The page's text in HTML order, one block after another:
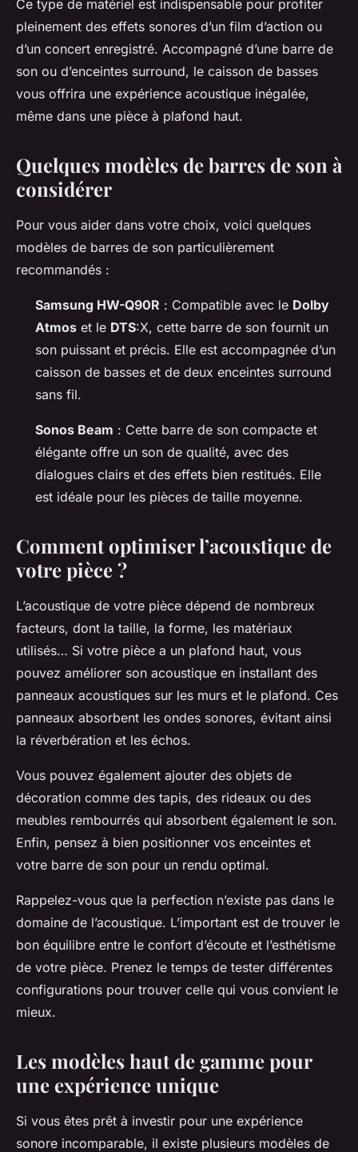
Ce type de matériel est indispensable pour profiter
pleinement des effets sonores d’un film d’action ou
d’un concert enregistré. Accompagné d’une barre de
son ou d’enceintes surround, le caisson de basses
vous offrira une expérience acoustique inégalée,
même dans une pièce à plafond haut.
Quelques modèles de barres de son à
considérer
Pour vous aider dans votre choix, voici quelques
modèles de barres de son particulièrement
recommandés :
Samsung HW-Q90R : Compatible avec le Dolby
Atmos et le DTS:X, cette barre de son fournit un
son puissant et précis. Elle est accompagnée d’un
caisson de basses et de deux enceintes surround
sans fil.
Sonos Beam : Cette barre de son compacte et
élégante offre un son de qualité, avec des
dialogues clairs et des effets bien restitués. Elle
est idéale pour les pièces de taille moyenne.
Comment optimiser l’acoustique de
votre pièce ?
L’acoustique de votre pièce dépend de nombreux
facteurs, dont la taille, la forme, les matériaux
utilisés… Si votre pièce a un plafond haut, vous
pouvez améliorer son acoustique en installant des
panneaux acoustiques sur les murs et le plafond. Ces
panneaux absorbent les ondes sonores, évitant ainsi
la réverbération et les échos.
Vous pouvez également ajouter des objets de
décoration comme des tapis, des rideaux ou des
meubles rembourrés qui absorbent également le son.
Enfin, pensez à bien positionner vos enceintes et
votre barre de son pour un rendu optimal.
Rappelez-vous que la perfection n’existe pas dans le
domaine de l’acoustique. L’important est de trouver le
bon équilibre entre le confort d’écoute et l’esthétisme
de votre pièce. Prenez le temps de tester différentes
configurations pour trouver celle qui vous convient le
mieux.
Les modèles haut de gamme pour
une expérience unique
Si vous êtes prêt à investir pour une expérience
sonore incomparable, il existe plusieurs modèles de